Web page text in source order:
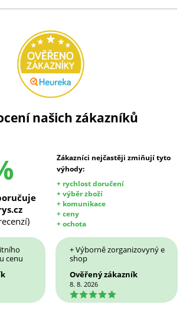
našich zákazníků
Zákazníci nejčastěji zmiňují tyto
výhody:
+ rychlost doručení
+ výběr zboží
+ komunikace
+ ceny
+ ochota
cenu
+ Výborně zorganizovyný e
shop
Ověřený zákazník
8. 8. 2026
5